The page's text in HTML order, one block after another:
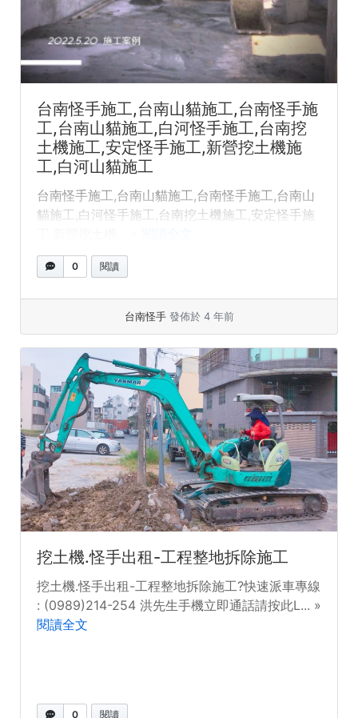
台南怪手施工,台南山貓施工,台南怪手施
工,台南山貓施工,白河怪手施工,台南挖
土機施工,安定怪手施工,新營挖土機施
工,白河山貓施工
台南怪手施工,台南山貓施工,台南怪手施工,台南山
貓施工,白河怪手施工,台南挖土機施工,安定怪手施
0 閱讀
台南怪手 發佈於 4 年前
挖土機.怪手出租-工程整地拆除施工
挖土機.怪手出租-工程整地拆除施工?快速派車專線
: ​(0989)214-254 洪先生手機立即通話請按此L... »
閱讀全文
0 閱讀